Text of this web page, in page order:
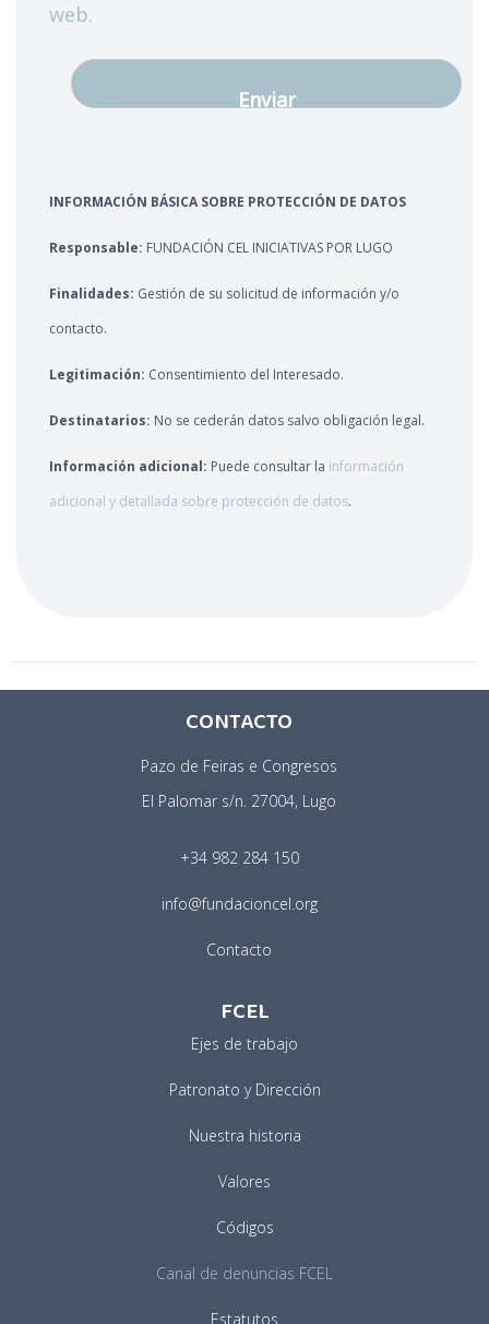
web.
INFORMACIÓN BÁSICA SOBRE PROTECCIÓN DE DATOS
Responsable: FUNDACIÓN CEL INICIATIVAS POR LUGO
Finalidades: Gestión de su solicitud de información y/o
contacto.
Legitimación: Consentimiento del Interesado.
Destinatarios: No se cederán datos salvo obligación legal.
Información adicional: Puede consultar la información
adicional y detallada sobre protección de datos.
CONTACTO
Pazo de Feiras e Congresos
El Palomar s/n. 27004, Lugo
+34 982 284 150
info@fundacioncel.org
Contacto
FCEL
Ejes de trabajo
Patronato y Dirección
Nuestra historia
Valores
Códigos
Canal de denuncias FCEL
Estatutos